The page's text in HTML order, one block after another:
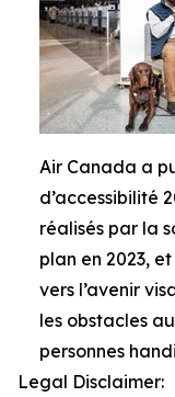
Air Canada a
d’accessibilité
réalisés par la
plan en 2023,
vers l’avenir
les obstacles
personnes
Legal Disclaimer: